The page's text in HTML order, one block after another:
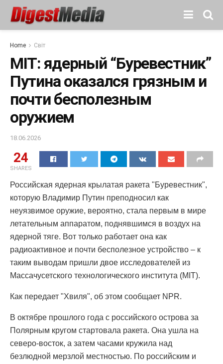
Home Світ
MIT: ядерный “Буревестник”
Путина оказался грязным и
почти бесполезным
оружием
18.06.2026
24
SHARES
Российская ядерная крылатая ракета "Буревестник",
которую Владимир Путин преподносил как
неуязвимое оружие, вероятно, стала первым в мире
летательным аппаратом, поднявшимся в воздух на
ядерной тяге. Вот только работает она как
радиоактивное и почти бесполезное устройство – к
таким выводам пришли двое исследователей из
Массачусетского технологического института (MIT).
Как передает "Хвиля", об этом сообщает NPR.
В октябре прошлого года с российского острова за
Полярным кругом стартовала ракета. Она ушла на
северо-восток, а затем часами кружила над
безлюдной мерзлой местностью. По российским и